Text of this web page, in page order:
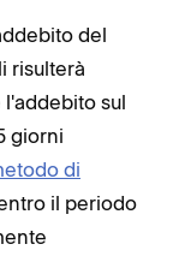
del
risulterà
sul
giorni
di
il periodo